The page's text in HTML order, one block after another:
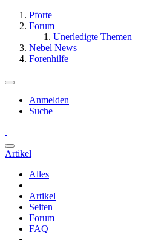
Pforte
Forum
Unerledigte Themen
Nebel News
Forenhilfe
Anmelden
Suche
Artikel
Alles
Artikel
Seiten
Forum
FAQ